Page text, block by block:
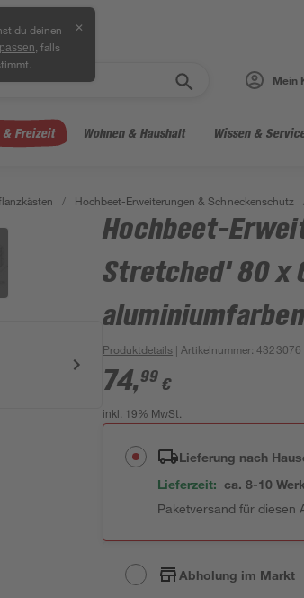
du deinen
, falls
✕
Mein
& Freizeit Wohnen & Haushalt Wissen &
/ Hochbeet-Erweiterungen & Schneckenschutz
Hochbeet-
Stretched' 80 x
aluminiumfarben
Produktdetails | Artikelnummer:4323076
74,99 €
inkl. 19% MwSt.
Lieferung nach
Lieferzeit: ca. 8-10
Paketversand für diesen
Abholung im Markt